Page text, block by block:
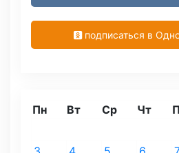
подписаться в
Пн Вт Ср Чт